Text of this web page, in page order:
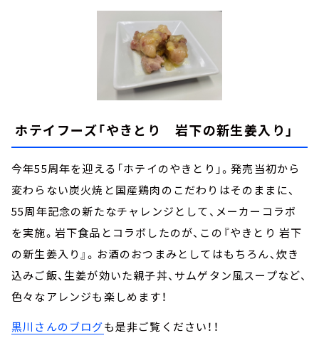
ホテイフーズ「やきとり 岩下の新生姜入り」
今年55周年を迎える「ホテイのやきとり」。発売当初から
変わらない炭火焼と国産鶏肉のこだわりはそのままに、
55周年記念の新たなチャレンジとして、メーカーコラボ
を実施。岩下食品とコラボしたのが、この『やきとり 岩下
の新生姜入り』。お酒のおつまみとしてはもちろん、炊き
込みご飯、生姜が効いた親子丼、サムゲタン風スープなど、
色々なアレンジも楽しめます！
黒川さんのブログも是非ご覧ください！！